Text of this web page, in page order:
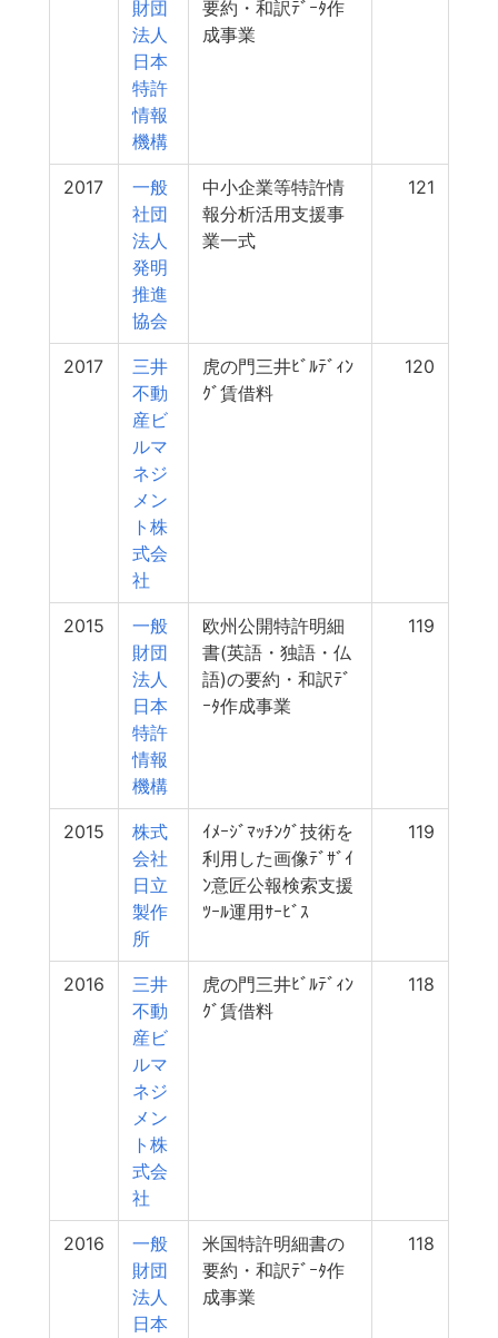
財団
法人
日本
特許
情報
機構
要約・和訳ﾃﾞｰﾀ作
成事業
2017
一般
社団
法人
発明
推進
協会
中小企業等特許情
報分析活用支援事
業一式
121
2017
三井
不動
産ビ
ルマ
ネジ
メン
ト株
式会
社
虎の門三井ﾋﾞﾙﾃﾞｨﾝ
ｸﾞ賃借料
120
2015
一般
財団
法人
日本
特許
情報
機構
欧州公開特許明細
書(英語・独語・仏
語)の要約・和訳ﾃﾞ
ｰﾀ作成事業
119
2015
株式
会社
日立
製作
所
ｲﾒｰｼﾞﾏｯﾁﾝｸﾞ技術を
利用した画像ﾃﾞｻﾞｲ
ﾝ意匠公報検索支援
ﾂｰﾙ運用ｻｰﾋﾞｽ
119
2016
三井
不動
産ビ
ルマ
ネジ
メン
ト株
式会
社
虎の門三井ﾋﾞﾙﾃﾞｨﾝ
ｸﾞ賃借料
118
2016
一般
財団
法人
日本
米国特許明細書の
要約・和訳ﾃﾞｰﾀ作
成事業
118